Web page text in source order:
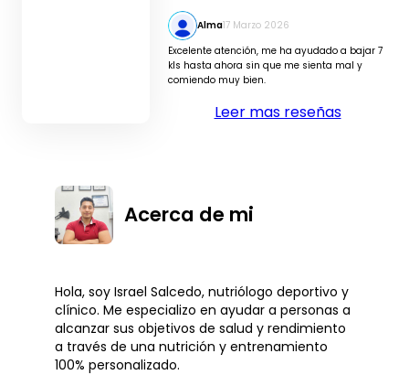
Alma17 Marzo 2026
Excelente atención, me ha ayudado a bajar 7
kls hasta ahora sin que me sienta mal y
comiendo muy bien.
Leer mas reseñas
Acerca de mi
Hola, soy Israel Salcedo, nutriólogo deportivo y
clínico. Me especializo en ayudar a personas a
alcanzar sus objetivos de salud y rendimiento
a través de una nutrición y entrenamiento
100% personalizado.